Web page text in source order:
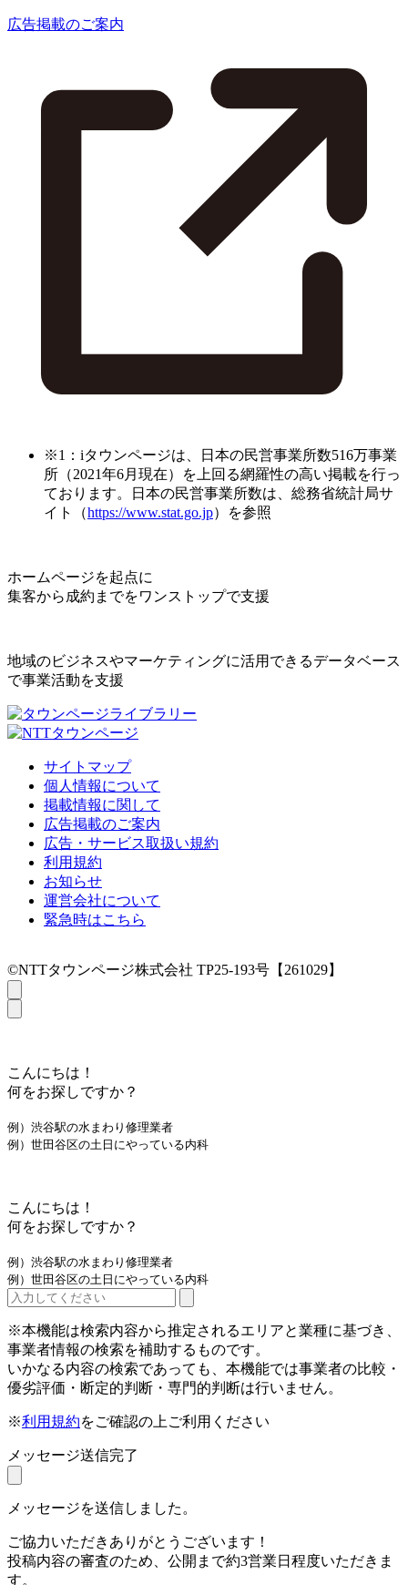
広告掲載のご案内
※1：iタウンページは、日本の民営事業所数516万事業
所（2021年6月現在）を上回る網羅性の高い掲載を行っ
ております。日本の民営事業所数は、総務省統計局サ
イト（https://www.stat.go.jp）を参照
ホームページを起点に
集客から成約までをワンストップで支援
地域のビジネスやマーケティングに活用できるデータベース
で事業活動を支援
サイトマップ
個人情報について
掲載情報に関して
広告掲載のご案内
広告・サービス取扱い規約
利用規約
お知らせ
運営会社について
緊急時はこちら
©NTTタウンページ株式会社 TP25-193号【261029】
こんにちは！
何をお探しですか？
例）渋谷駅の水まわり修理業者
例）世田谷区の土日にやっている内科
こんにちは！
何をお探しですか？
例）渋谷駅の水まわり修理業者
例）世田谷区の土日にやっている内科
※本機能は検索内容から推定されるエリアと業種に基づき、
事業者情報の検索を補助するものです。
いかなる内容の検索であっても、本機能では事業者の比較・
優劣評価・断定的判断・専門的判断は行いません。
※利用規約をご確認の上ご利用ください
メッセージ送信完了
メッセージを送信しました。
ご協力いただきありがとうございます！
投稿内容の審査のため、公開まで約3営業日程度いただきま
す。